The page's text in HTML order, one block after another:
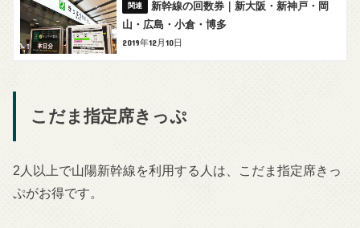
新幹線の回数券｜新大阪・新神戸・岡
山・広島・小倉・博多
2019年12月10日
こだま指定席きっぷ
2人以上で山陽新幹線を利用する人は、こだま指定席きっ
ぷがお得です。